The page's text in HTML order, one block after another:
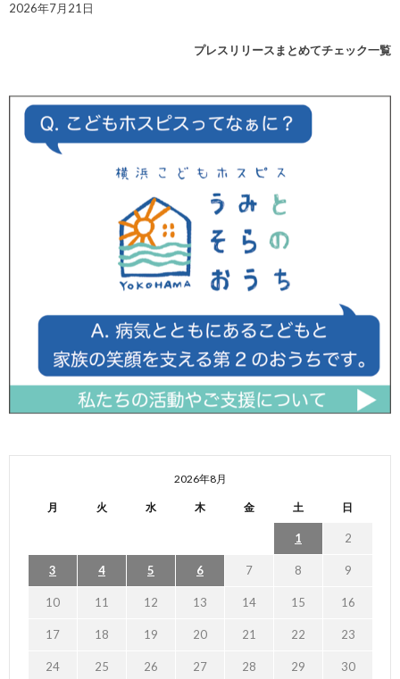
2026年7月21日
プレスリリースまとめてチェック一覧
2026年8月
月 火 水 木 金 土 日
1 2
3 4 5 6 7 8 9
10 11 12 13 14 15 16
17 18 19 20 21 22 23
24 25 26 27 28 29 30